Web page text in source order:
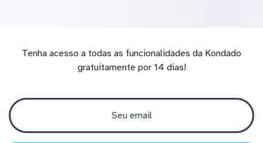
Tenha acesso a todas as funcionalidades da Kondado
gratuitamente por 14 dias!